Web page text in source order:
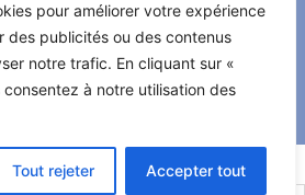
pour améliorer votre expérience
des publicités ou des contenus
notre trafic. En cliquant sur «
à notre utilisation des
Tout rejeter Accepter tout
santé ma vie 2022